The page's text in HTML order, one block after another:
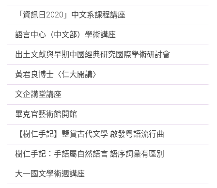
「資訊日2020」中文系課程講座
語言中心（中文部）學術講座
出土文獻與早期中國經典研究國際學術研討會
黃君良博士〈仁大開講〉
文企講堂講座
畢克官藝術館開館
【樹仁手記】鑒賞古代文學 啟發粵語流行曲
樹仁手記：手語屬自然語言 語序詞彙有區別
大一國文學術週講座